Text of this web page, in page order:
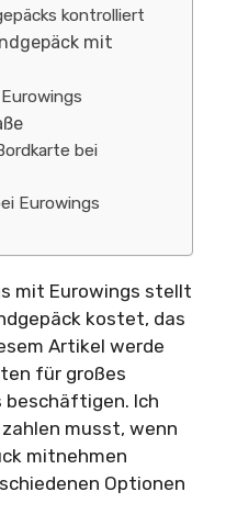
kontrolliert
mit
bei
Eurowings
mit Eurowings stellt
kostet, das
Artikel werde
für großes
beschäftigen. Ich
musst, wenn
mitnehmen
Optionen